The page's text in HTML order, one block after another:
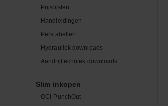
Prijslijsten
Handleidingen
Perstabellen
Hydrauliek downloads
Aandrijftechniek downloads
Slim inkopen
OCI-PunchOut